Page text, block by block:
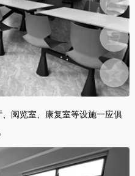
阅览室、康复室等设施一应俱